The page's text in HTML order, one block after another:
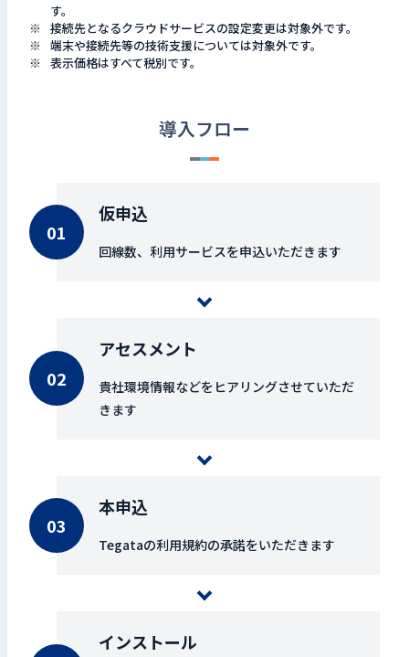
す。
接続先となるクラウドサービスの設定変更は対象外です。
端末や接続先等の技術支援については対象外です。
表示価格はすべて税別です。
導入フロー
仮申込
回線数、利用サービスを申込いただきます
アセスメント
貴社環境情報などをヒアリングさせていただ
きます
本申込
Tegataの利用規約の承諾をいただきます
インストール